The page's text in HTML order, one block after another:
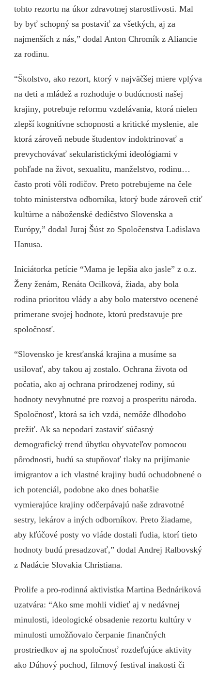
tohto rezortu na úkor zdravotnej starostlivosti. Mal
by byť schopný sa postaviť za všetkých, aj za
najmenších z nás,” dodal Anton Chromík z Aliancie
za rodinu.
“Školstvo, ako rezort, ktorý v najväčšej miere vplýva
na deti a mládež a rozhoduje o budúcnosti našej
krajiny, potrebuje reformu vzdelávania, ktorá nielen
zlepší kognitívne schopnosti a kritické myslenie, ale
ktorá zároveň nebude študentov indoktrinovať a
prevychovávať sekularistickými ideológiami v
pohľade na život, sexualitu, manželstvo, rodinu…
často proti vôli rodičov. Preto potrebujeme na čele
tohto ministerstva odborníka, ktorý bude zároveň ctiť
kultúrne a náboženské dedičstvo Slovenska a
Európy,” dodal Juraj Šúst zo Spoločenstva Ladislava
Hanusa.
Iniciátorka petície “Mama je lepšia ako jasle” z o.z.
Ženy ženám, Renáta Ocilková, žiada, aby bola
rodina prioritou vlády a aby bolo materstvo ocenené
primerane svojej hodnote, ktorú predstavuje pre
spoločnosť.
“Slovensko je kresťanská krajina a musíme sa
usilovať, aby takou aj zostalo. Ochrana života od
počatia, ako aj ochrana prirodzenej rodiny, sú
hodnoty nevyhnutné pre rozvoj a prosperitu národa.
Spoločnosť, ktorá sa ich vzdá, nemôže dlhodobo
prežiť. Ak sa nepodarí zastaviť súčasný
demografický trend úbytku obyvateľov pomocou
pôrodnosti, budú sa stupňovať tlaky na prijímanie
imigrantov a ich vlastné krajiny budú ochudobnené o
ich potenciál, podobne ako dnes bohatšie
vymierajúce krajiny odčerpávajú naše zdravotné
sestry, lekárov a iných odborníkov. Preto žiadame,
aby kľúčové posty vo vláde dostali ľudia, ktorí tieto
hodnoty budú presadzovať,” dodal Andrej Ralbovský
z Nadácie Slovakia Christiana.
Prolife a pro-rodinná aktivistka Martina Bednáriková
uzatvára: “Ako sme mohli vidieť aj v nedávnej
minulosti, ideologické obsadenie rezortu kultúry v
minulosti umožňovalo čerpanie finančných
prostriedkov aj na spoločnosť rozdeľujúce aktivity
ako Dúhový pochod, filmový festival inakosti či